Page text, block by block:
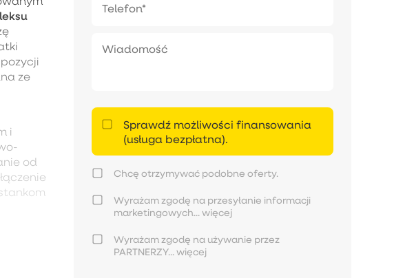
ze
i
od
Sprawdź możliwości finansowania
(usługa bezpłatna).
Chcę otrzymywać podobne oferty.
Wyrażam zgodę na przesyłanie informacji
marketingowych... więcej
Wyrażam zgodę na używanie przez
PARTNERZY... więcej